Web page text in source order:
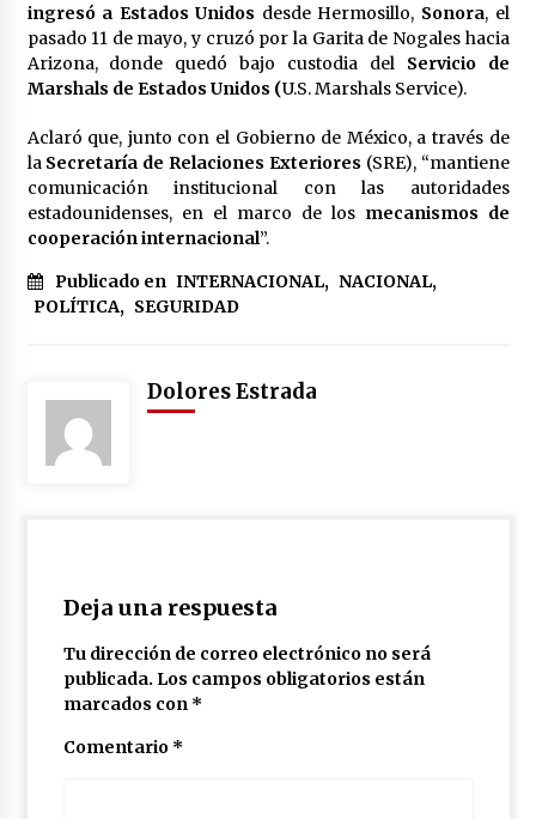
ingresó a Estados Unidos desde Hermosillo, Sonora, el
pasado 11 de mayo, y cruzó por la Garita de Nogales hacia
Arizona, donde quedó bajo custodia del Servicio de
Marshals de Estados Unidos (U.S. Marshals Service).
Aclaró que, junto con el Gobierno de México, a través de
la Secretaría de Relaciones Exteriores (SRE), “mantiene
comunicación institucional con las autoridades
estadounidenses, en el marco de los mecanismos de
cooperación internacional”.
Publicado en INTERNACIONAL, NACIONAL,
POLÍTICA, SEGURIDAD
Dolores Estrada
Deja una respuesta
Tu dirección de correo electrónico no será
publicada. Los campos obligatorios están
marcados con *
Comentario *